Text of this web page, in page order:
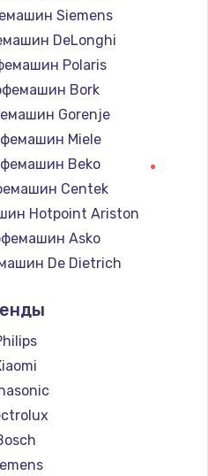
Siemens
DeLonghi
Polaris
Bork
Gorenje
Miele
Beko
Centek
Hotpoint Ariston
Asko
De Dietrich
Ascaso
Jura
Olympia
Saeco
La Cimbali
WMF
Yamaguchi